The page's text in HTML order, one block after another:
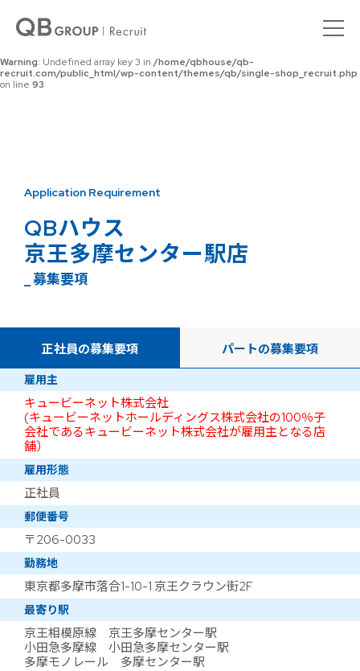
Warning : Undefined array key 0 in
recruit.com/public_html/wp-content/themes/qb/single-shop_recruit.php
on line92
Warning: Undefined array key 3 in /home/qbhouse/qb-
recruit.com/public_html/wp-content/themes/qb/single-shop_recruit.php
on line 93
Application Requirement
QBハウス
京王多摩センター駅店
_ 募集要項
正社員の募集要項 パートの募集要項
雇用主
キュービーネット株式会社
(キュービーネットホールディングス株式会社の100％子
会社であるキュービーネット株式会社が雇用主となる店
舗）
雇用形態
正社員
郵便番号
〒206-0033
勤務地
東京都多摩市落合1-10-1 京王クラウン街2F
最寄り駅
京王相模原線 京王多摩センター駅
小田急多摩線 小田急多摩センター駅
多摩モノレール 多摩センター駅